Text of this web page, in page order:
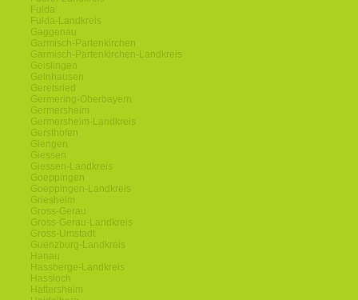
Fulda
Fulda-Landkreis
Gaggenau
Garmisch-Partenkirchen
Garmisch-Partenkirchen-Landkreis
Geislingen
Gelnhausen
Geretsried
Germering-Oberbayern
Germersheim
Germersheim-Landkreis
Gersthofen
Giengen
Giessen
Giessen-Landkreis
Goeppingen
Goeppingen-Landkreis
Griesheim
Gross-Gerau
Gross-Gerau-Landkreis
Gross-Umstadt
Guenzburg-Landkreis
Hanau
Hassberge-Landkreis
Hassloch
Hattersheim